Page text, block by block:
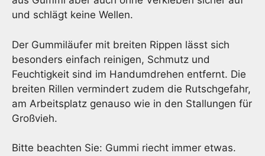
und schlägt keine Wellen.
Der Gummiläufer mit breiten Rippen lässt sich
besonders einfach reinigen, Schmutz und
Feuchtigkeit sind im Handumdrehen entfernt. Die
breiten Rillen vermindert zudem die Rutschgefahr,
am Arbeitsplatz genauso wie in den Stallungen für
Großvieh.
Bitte beachten Sie: Gummi riecht immer etwas.